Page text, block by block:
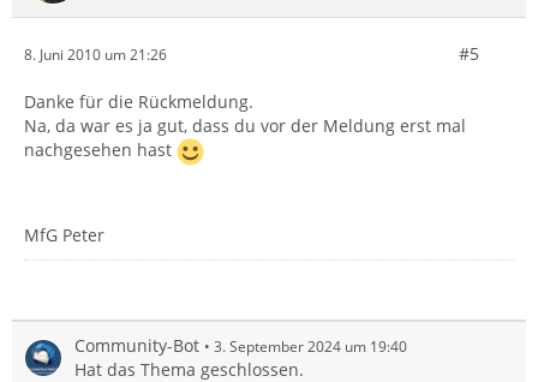
8. Juni 2010 um 21:26 #5
Danke für die Rückmeldung.
Na, da war es ja gut, dass du vor der Meldung erst mal
nachgesehen hast
MfG Peter
Community-Bot 3. September 2024 um 19:40
Hat das Thema geschlossen.